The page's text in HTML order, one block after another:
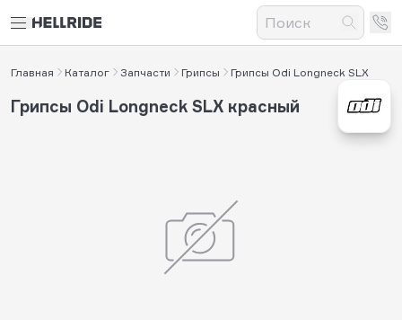
Главная Каталог Запчасти Грипсы Грипсы Odi Longneck SLX
Грипсы Odi Longneck SLX красный